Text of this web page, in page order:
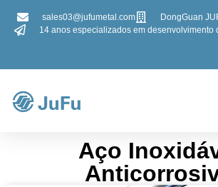
sales03@jufumetal.com
DongGuan
14 anos especializados em desenvolvimento
​​Aço